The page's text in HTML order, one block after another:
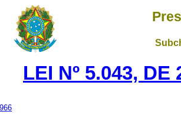
LEI Nº 5.043, DE